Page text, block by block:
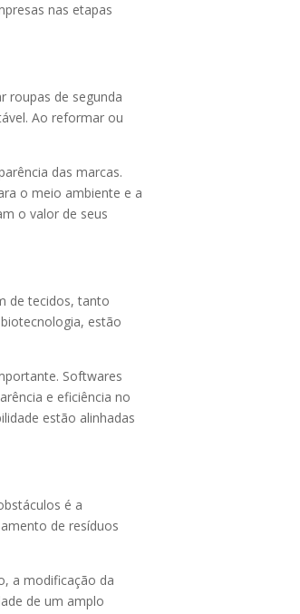
nas etapas
roupas de segunda
Ao reformar ou
das marcas.
o meio ambiente e a
o valor de seus
de tecidos, tanto
estão
Softwares
e eficiência no
estão alinhadas
é a
de resíduos
a modificação da
de um amplo